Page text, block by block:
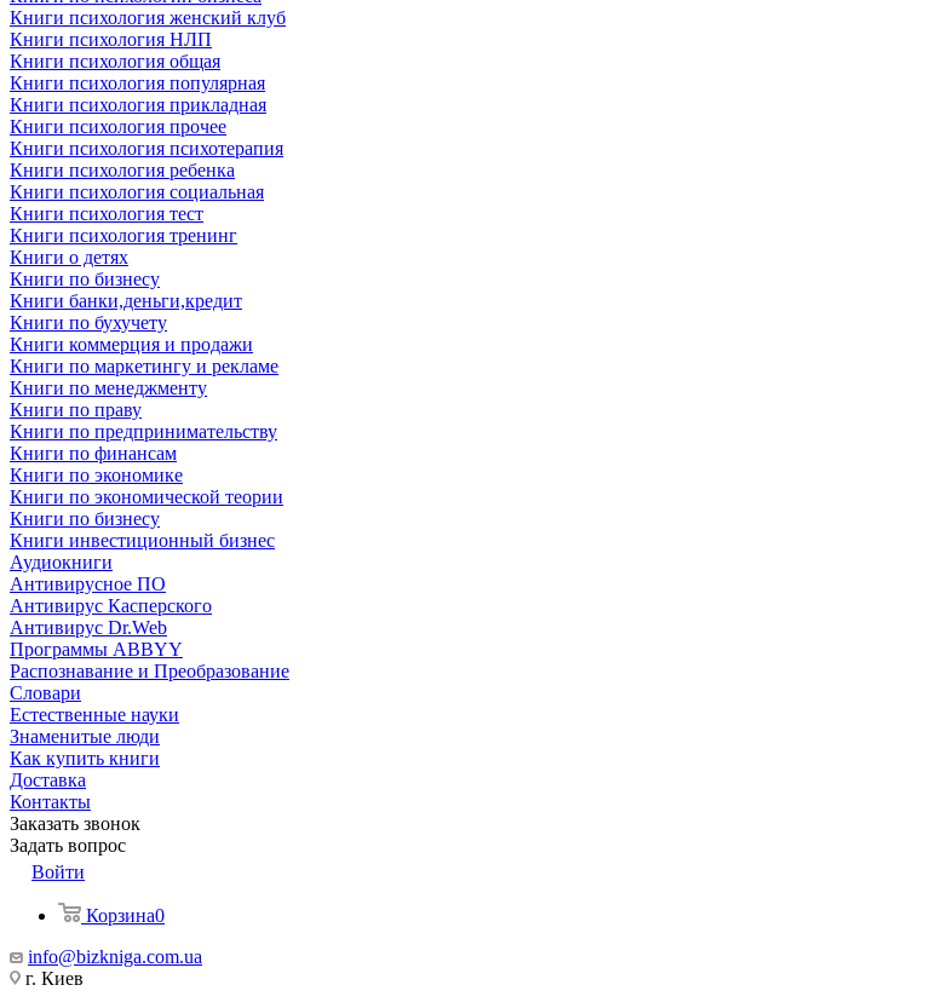
Книги психология женский клуб
Книги психология НЛП
Книги психология общая
Книги психология популярная
Книги психология прикладная
Книги психология прочее
Книги психология психотерапия
Книги психология ребенка
Книги психология социальная
Книги психология тест
Книги психология тренинг
Книги о детях
Книги по бизнесу
Книги банки,деньги,кредит
Книги по бухучету
Книги коммерция и продажи
Книги по маркетингу и рекламе
Книги по менеджменту
Книги по праву
Книги по предпринимательству
Книги по финансам
Книги по экономике
Книги по экономической теории
Книги по бизнесу
Книги инвестиционный бизнес
Аудиокниги
Антивирусное ПО
Антивирус Касперского
Антивирус Dr.Web
Программы ABBYY
Распознавание и Преобразование
Словари
Естественные науки
Знаменитые люди
Как купить книги
Доставка
Контакты
Заказать звонок
Задать вопрос
Войти
Корзина0
info@bizkniga.com.ua
г. Киев